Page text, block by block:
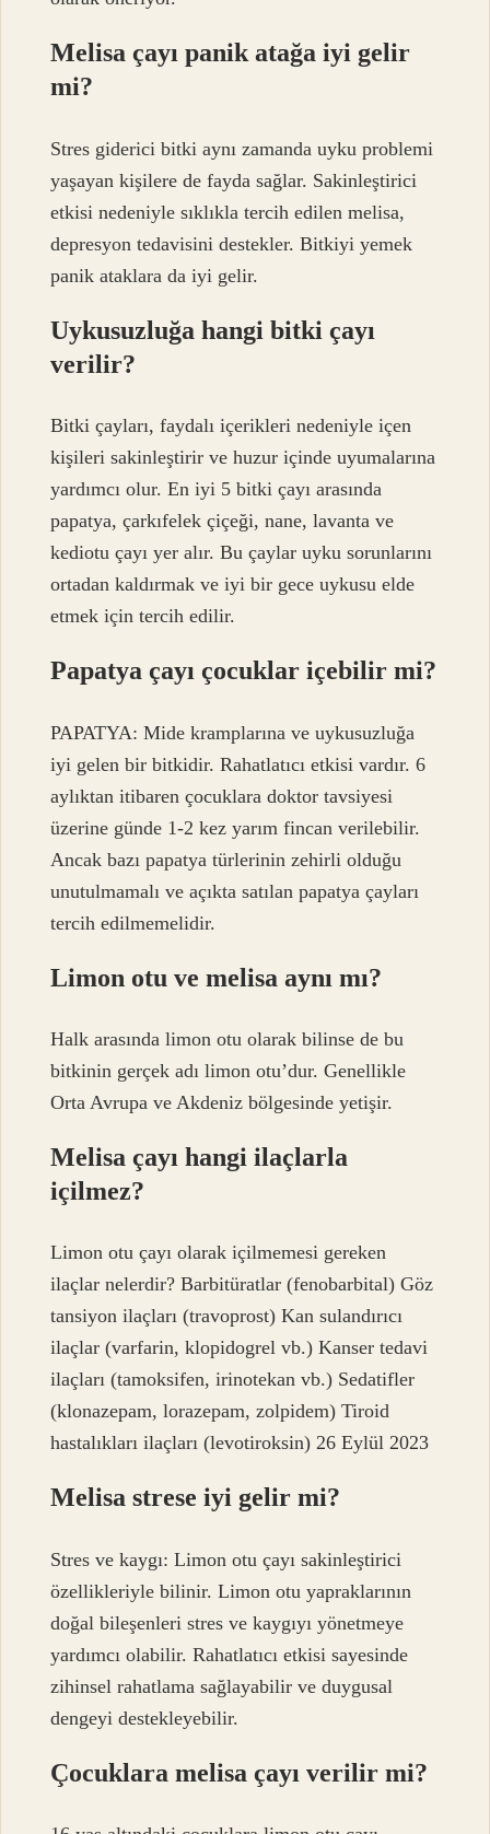
Melisa çayı panik atağa iyi gelir
mi?
Stres giderici bitki aynı zamanda uyku problemi
yaşayan kişilere de fayda sağlar. Sakinleştirici
etkisi nedeniyle sıklıkla tercih edilen melisa,
depresyon tedavisini destekler. Bitkiyi yemek
panik ataklara da iyi gelir.
Uykusuzluğa hangi bitki çayı
verilir?
Bitki çayları, faydalı içerikleri nedeniyle içen
kişileri sakinleştirir ve huzur içinde uyumalarına
yardımcı olur. En iyi 5 bitki çayı arasında
papatya, çarkıfelek çiçeği, nane, lavanta ve
kediotu çayı yer alır. Bu çaylar uyku sorunlarını
ortadan kaldırmak ve iyi bir gece uykusu elde
etmek için tercih edilir.
Papatya çayı çocuklar içebilir mi?
PAPATYA: Mide kramplarına ve uykusuzluğa
iyi gelen bir bitkidir. Rahatlatıcı etkisi vardır. 6
aylıktan itibaren çocuklara doktor tavsiyesi
üzerine günde 1-2 kez yarım fincan verilebilir.
Ancak bazı papatya türlerinin zehirli olduğu
unutulmamalı ve açıkta satılan papatya çayları
tercih edilmemelidir.
Limon otu ve melisa aynı mı?
Halk arasında limon otu olarak bilinse de bu
bitkinin gerçek adı limon otu’dur. Genellikle
Orta Avrupa ve Akdeniz bölgesinde yetişir.
Melisa çayı hangi ilaçlarla
içilmez?
Limon otu çayı olarak içilmemesi gereken
ilaçlar nelerdir? Barbitüratlar (fenobarbital) Göz
tansiyon ilaçları (travoprost) Kan sulandırıcı
ilaçlar (varfarin, klopidogrel vb.) Kanser tedavi
ilaçları (tamoksifen, irinotekan vb.) Sedatifler
(klonazepam, lorazepam, zolpidem) Tiroid
hastalıkları ilaçları (levotiroksin) 26 Eylül 2023
Melisa strese iyi gelir mi?
Stres ve kaygı: Limon otu çayı sakinleştirici
özellikleriyle bilinir. Limon otu yapraklarının
doğal bileşenleri stres ve kaygıyı yönetmeye
yardımcı olabilir. Rahatlatıcı etkisi sayesinde
zihinsel rahatlama sağlayabilir ve duygusal
dengeyi destekleyebilir.
Çocuklara melisa çayı verilir mi?